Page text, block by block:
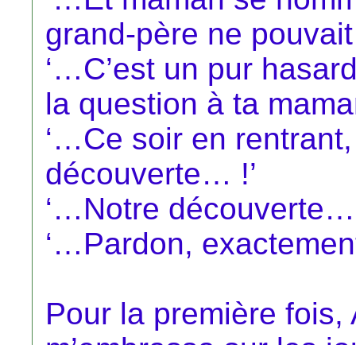
grand-père ne
‘…C’est un pur
la question à ta
‘…Ce soir en
découverte… !’
‘…Notre découverte…
‘…Pardon,
Pour la première